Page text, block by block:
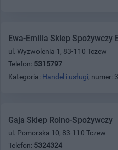
Ewa-Emilia Sklep Spożywczy
ul. Wyzwolenia 1, 83-110 Tczew
Telefon: 5315797
Kategoria: Handel i usługi, numer:
Gaja Sklep Rolno-Spożywczy
ul. Pomorska 10, 83-110 Tczew
Telefon: 5324324